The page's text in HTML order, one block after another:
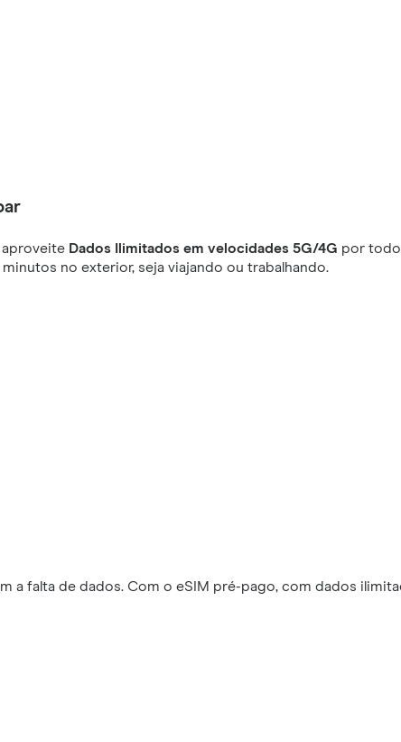
aproveite Dados Ilimitados em velocidades 5G/4G por todo
minutos no exterior, seja viajando ou trabalhando.
a falta de dados. Com o eSIM pré-pago, com dados